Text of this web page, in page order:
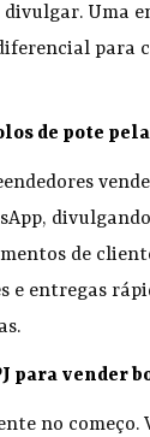
Uma
para
de pote
de
e entregas
para vender
no começo.